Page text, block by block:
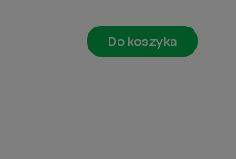
Do koszyka